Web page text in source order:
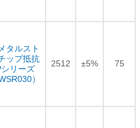
タルスト
ップ抵抗
リーズ
）
2512 ±5% 75